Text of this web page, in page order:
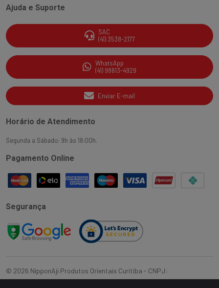
Ajuda e Suporte
SAC
(41) 3538-2177
WhatsApp
(41) 98813-4929
Enviar E-mail
Horário de Atendimento
Segunda a Sábado: 9h às 18:00h.
Pagamento Online
Segurança
© 2026 NipponAji Produtos Orientais Curitiba - CNPJ: